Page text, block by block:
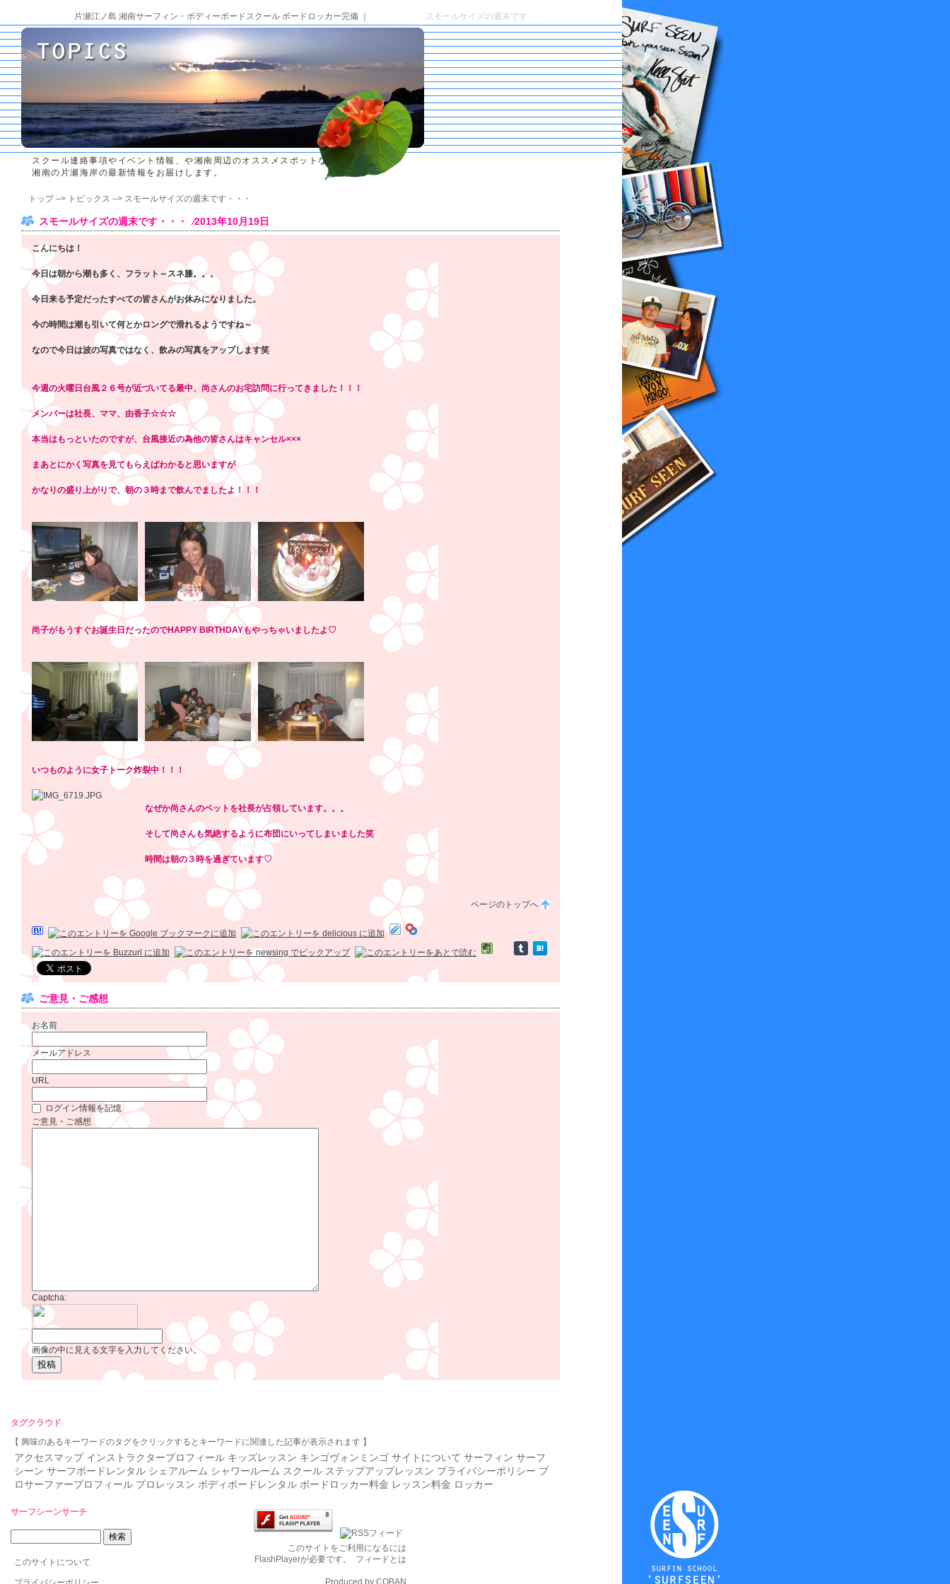
片瀬江ノ島 湘南サーフィン・ボディーボードスクール ボードロッカー完備 ｜ スモールサイズの週末です・・・
スクール連絡事項やイベント情報、や湘南周辺のオススメスポットなど
湘南の片瀬海岸の最新情報をお届けします。
トップ–> トピックス –> スモールサイズの週末です・・・
スモールサイズの週末です・・・ ⁄2013年10月19日
こんにちは！
今日は朝から潮も多く、フラット～スネ膝。。。
今日来る予定だったすべての皆さんがお休みになりました。
今の時間は潮も引いて何とかロングで滑れるようですね～
なので今日は波の写真ではなく、飲みの写真をアップします笑
今週の火曜日台風２６号が近づいてる最中、尚さんのお宅訪問に行ってきました！！！
メンバーは社長、ママ、由香子☆☆☆
本当はもっといたのですが、台風接近の為他の皆さんはキャンセル×××
まあとにかく写真を見てもらえばわかると思いますが
かなりの盛り上がりで、朝の３時まで飲んでましたよ！！！
尚子がもうすぐお誕生日だったのでHAPPY BIRTHDAYもやっちゃいましたよ♡
いつものように女子トーク炸裂中！！！
なぜか尚さんのベットを社長が占領しています。。。
そして尚さんも気絶するように布団にいってしまいました笑
時間は朝の３時を過ぎています♡
ページのトップへ
ご意見・ご感想
お名前
メールアドレス
URL
ログイン情報を記憶
ご意見・ご感想
Captcha:
画像の中に見える文字を入力してください。
タグクラウド
【 興味のあるキーワードのタグをクリックするとキーワードに関連した記事が表示されます 】
アクセスマップ インストラクタープロフィール キッズレッスン キンゴヴォンミンゴ サイトについて サーフィン サーフ
シーン サーフボードレンタル シェアルーム シャワールーム スクール ステップアップレッスン プライバシーポリシー プ
ロサーファープロフィール プロレッスン ボディボードレンタル ボードロッカー料金 レッスン料金 ロッカー
サーフシーンサーチ
このサイトについて
このサイトをご利用になるには
FlashPlayerが必要です。 フィードとは
Produced by COBAN